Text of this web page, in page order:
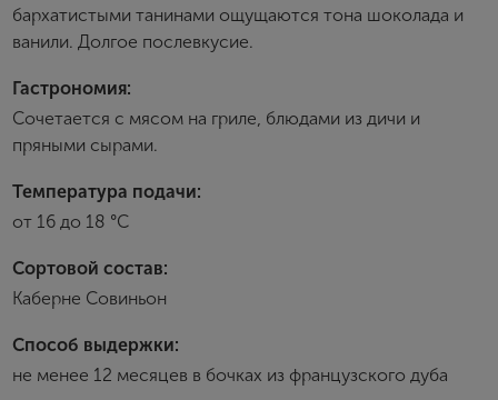
бархатистыми танинами ощущаются тона шоколада и
ванили. Долгое послевкусие.
Гастрономия:
Сочетается с мясом на гриле, блюдами из дичи и
пряными сырами.
Температура подачи:
от 16 до 18 °С
Сортовой состав:
Каберне Совиньон
Способ выдержки:
не менее 12 месяцев в бочках из французского дуба
Создание учетной записи
E-mail
Я согласен с условиямипользовательского
соглашения